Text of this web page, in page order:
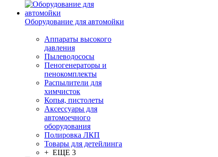
Оборудование для автомойки
Аппараты высокого
давления
Пылеводососы
Пеногенераторы и
пенокомплекты
Распылители для
химчисток
Копья, пистолеты
Аксессуары для
автомоечного
оборудования
Полировка ЛКП
Товары для детейлинга
+ ЕЩЕ 3